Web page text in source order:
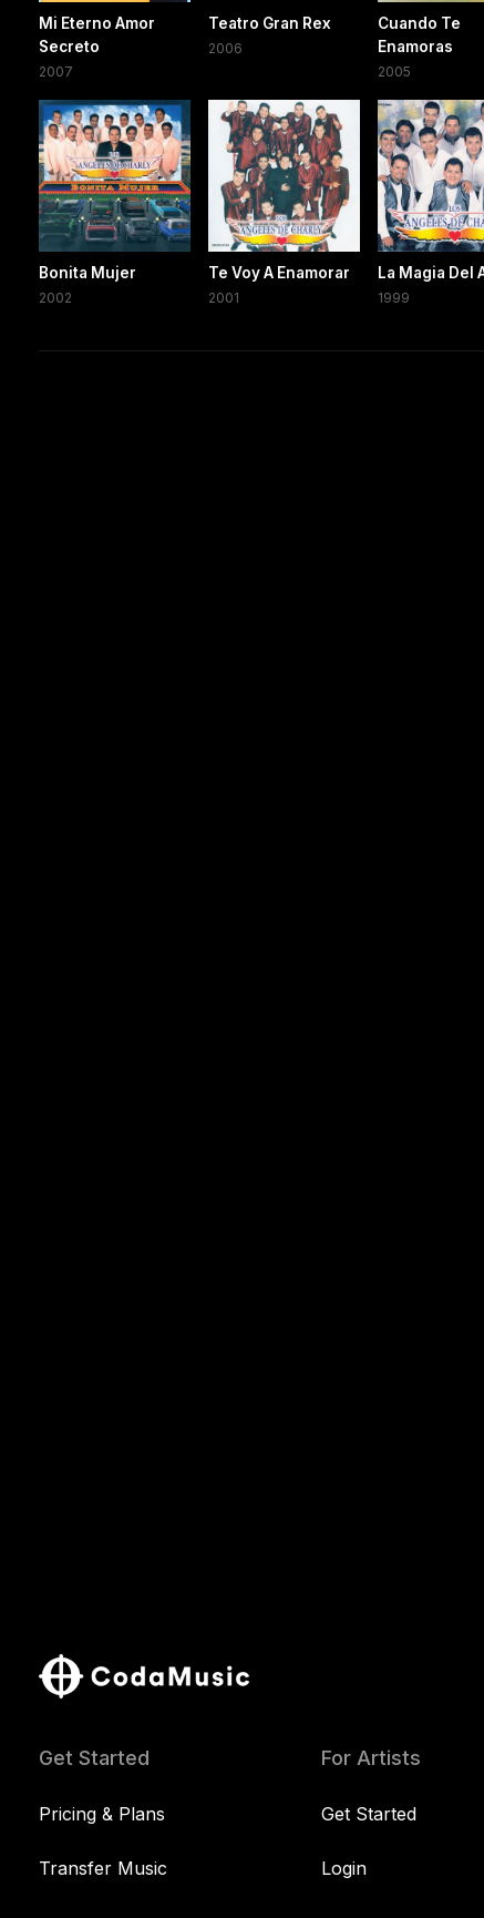
Mi Eterno Amor
Secreto
2007
Teatro Gran Rex
2006
Cuando Te
Enamoras
2005
Bonita Mujer
2002
Te Voy A Enamorar
2001
La Magia Del
1999
Get Started
Pricing & Plans
Transfer Music
For Artists
Get Started
Login